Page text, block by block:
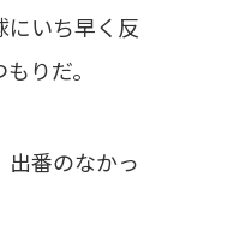
にいち早く反
りだ。
番のなかっ